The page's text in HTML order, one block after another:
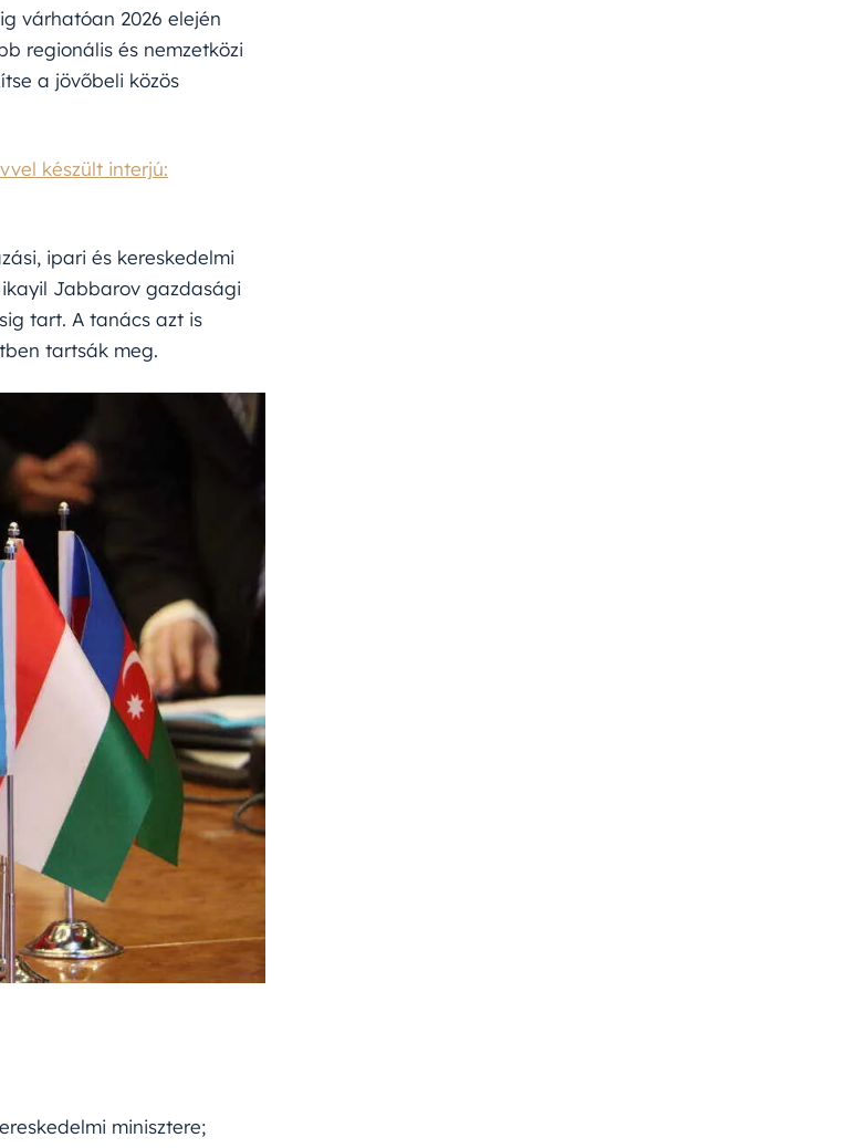
várhatóan 2026 elején
regionális és nemzetközi
a jövőbeli közös
készült interjú:
ipari és kereskedelmi
Jabbarov gazdasági
tart. A tanács azt is
tartsák meg.
minisztere;